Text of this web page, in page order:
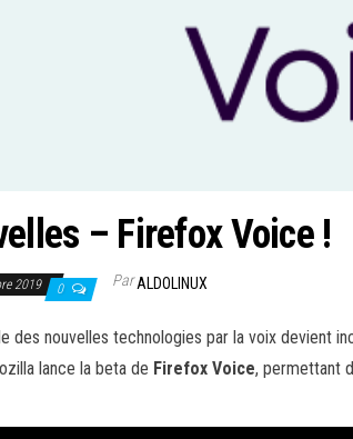
– Firefox Voice !
2019 0 ParALDOLINUX
des nouvelles technologies par la voix devient
lance la beta de Firefox Voice, permettant